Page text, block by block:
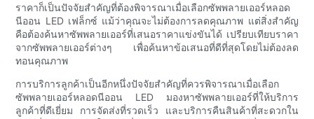
ราคาก็เป็นปัจจัยสำคัญที่ต้องพิจารณาเมื่อเลือกซัพพลายเออร์หลอด
นีออน LED เฟล็กซ์ แม้ว่าคุณจะไม่ต้องการลดคุณภาพ แต่สิ่งสำคัญ
คือต้องค้นหาซัพพลายเออร์ที่เสนอราคาแข่งขันได้ เปรียบเทียบราคา
จากซัพพลายเออร์ต่างๆ เพื่อค้นหาข้อเสนอที่ดีที่สุดโดยไม่ต้องลด
ทอนคุณภาพ
การบริการลูกค้าเป็นอีกหนึ่งปัจจัยสำคัญที่ควรพิจารณาเมื่อเลือก
ซัพพลายเออร์หลอดนีออน LED มองหาซัพพลายเออร์ที่ให้บริการ
ลูกค้าที่ดีเยี่ยม การจัดส่งที่รวดเร็ว และบริการคืนสินค้าที่สะดวกใน